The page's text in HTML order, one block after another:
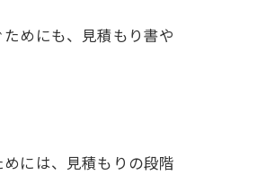
めにも、見積もり書や
には、見積もりの段階